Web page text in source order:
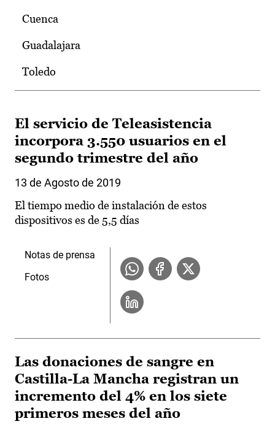
Cuenca
Guadalajara
Toledo
El servicio de Teleasistencia
incorpora 3.550 usuarios en el
segundo trimestre del año
13 de Agosto de 2019
El tiempo medio de instalación de estos
dispositivos es de 5,5 días
Notas de prensa
Fotos
Las donaciones de sangre en
Castilla-La Mancha registran un
incremento del 4% en los siete
primeros meses del año